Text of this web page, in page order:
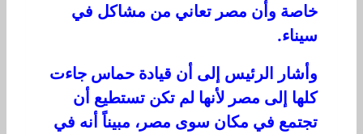
خاصة وأن مصر تعاني من مشاكل في
سيناء.
وأشار الرئيس إلى أن قيادة حماس جاءت
كلها إلى مصر لأنها لم تكن تستطيع أن
تجتمع في مكان سوى مصر، مبيناً أنه في